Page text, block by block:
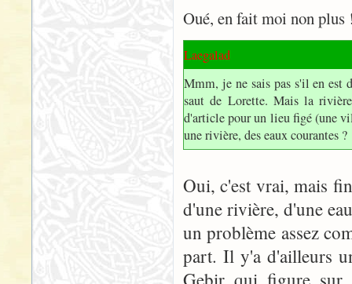
Oué, en fait moi non
Laegalad
Mmm, je ne sais pas s'il en est
saut de Lorette. Mais la
d'article pour un lieu figé (une
une rivière, des eaux courantes ?
Oui, c'est vrai, mais
d'une rivière, d'une
un problème assez
part. Il y'a d'ailleurs
Gebir qui figure sur